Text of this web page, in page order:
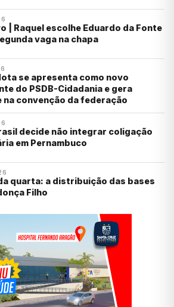
| Raquel escolhe Eduardo da Fonte
vaga na chapa
se apresenta como novo
do PSDB-Cidadania e gera
na convenção da federação
decide não integrar coligação
em Pernambuco
quarta: a distribuição das bases
Filho